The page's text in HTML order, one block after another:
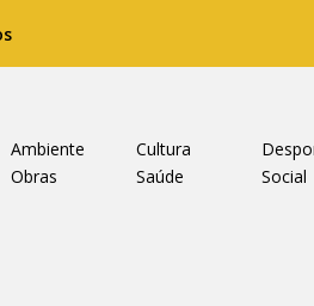
Ambiente Cultura
Obras
Saúde Social